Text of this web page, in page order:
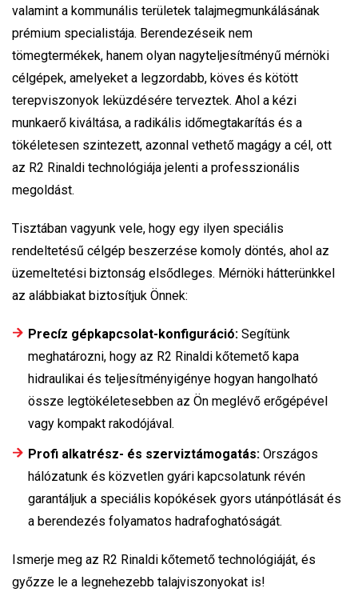
valamint a kommunális területek talajmegmunkálásának
prémium specialistája. Berendezéseik nem
tömegtermékek, hanem olyan nagyteljesítményű mérnöki
célgépek, amelyeket a legzordabb, köves és kötött
terepviszonyok leküzdésére terveztek. Ahol a kézi
munkaerő kiváltása, a radikális időmegtakarítás és a
tökéletesen szintezett, azonnal vethető magágy a cél, ott
az R2 Rinaldi technológiája jelenti a professzionális
megoldást.
Tisztában vagyunk vele, hogy egy ilyen speciális
rendeltetésű célgép beszerzése komoly döntés, ahol az
üzemeltetési biztonság elsődleges. Mérnöki hátterünkkel
az alábbiakat biztosítjuk Önnek:
Precíz gépkapcsolat-konfiguráció: Segítünk
meghatározni, hogy az R2 Rinaldi kőtemető kapa
hidraulikai és teljesítményigénye hogyan hangolható
össze legtökéletesebben az Ön meglévő erőgépével
vagy kompakt rakodójával.
Profi alkatrész- és szerviztámogatás: Országos
hálózatunk és közvetlen gyári kapcsolatunk révén
garantáljuk a speciális kopókések gyors utánpótlását és
a berendezés folyamatos hadrafoghatóságát.
Ismerje meg az R2 Rinaldi kőtemető technológiáját, és
győzze le a legnehezebb talajviszonyokat is!